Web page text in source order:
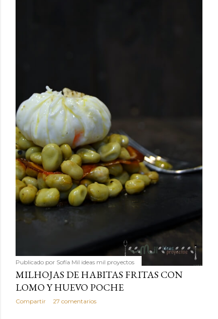
Publicado por Sofía Mil ideas mil proyectos
MILHOJAS DE HABITAS FRITAS CON
LOMO Y HUEVO POCHE
Compartir 27 comentarios